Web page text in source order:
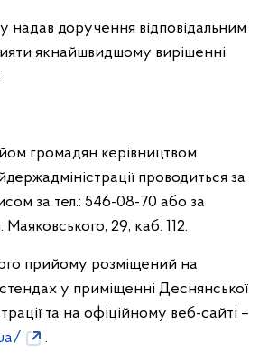
надав доручення відповідальним
якнайшвидшому вирішенні
громадян керівництвом
проводиться за
за тел.: 546-08-70 або за
29, каб. 112.
прийому розміщений на
у приміщенні Деснянської
та на офіційному веб-сайті –
.